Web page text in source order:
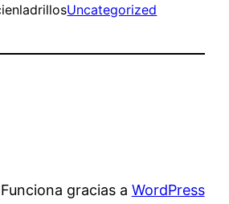
Uncategorized
Funciona gracias a WordPress